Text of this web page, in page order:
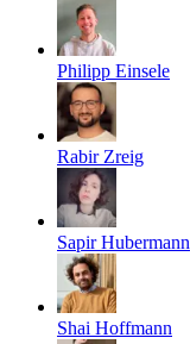
Philipp Einsele
Rabir Zreig
Sapir Hubermann
Shai Hoffmann